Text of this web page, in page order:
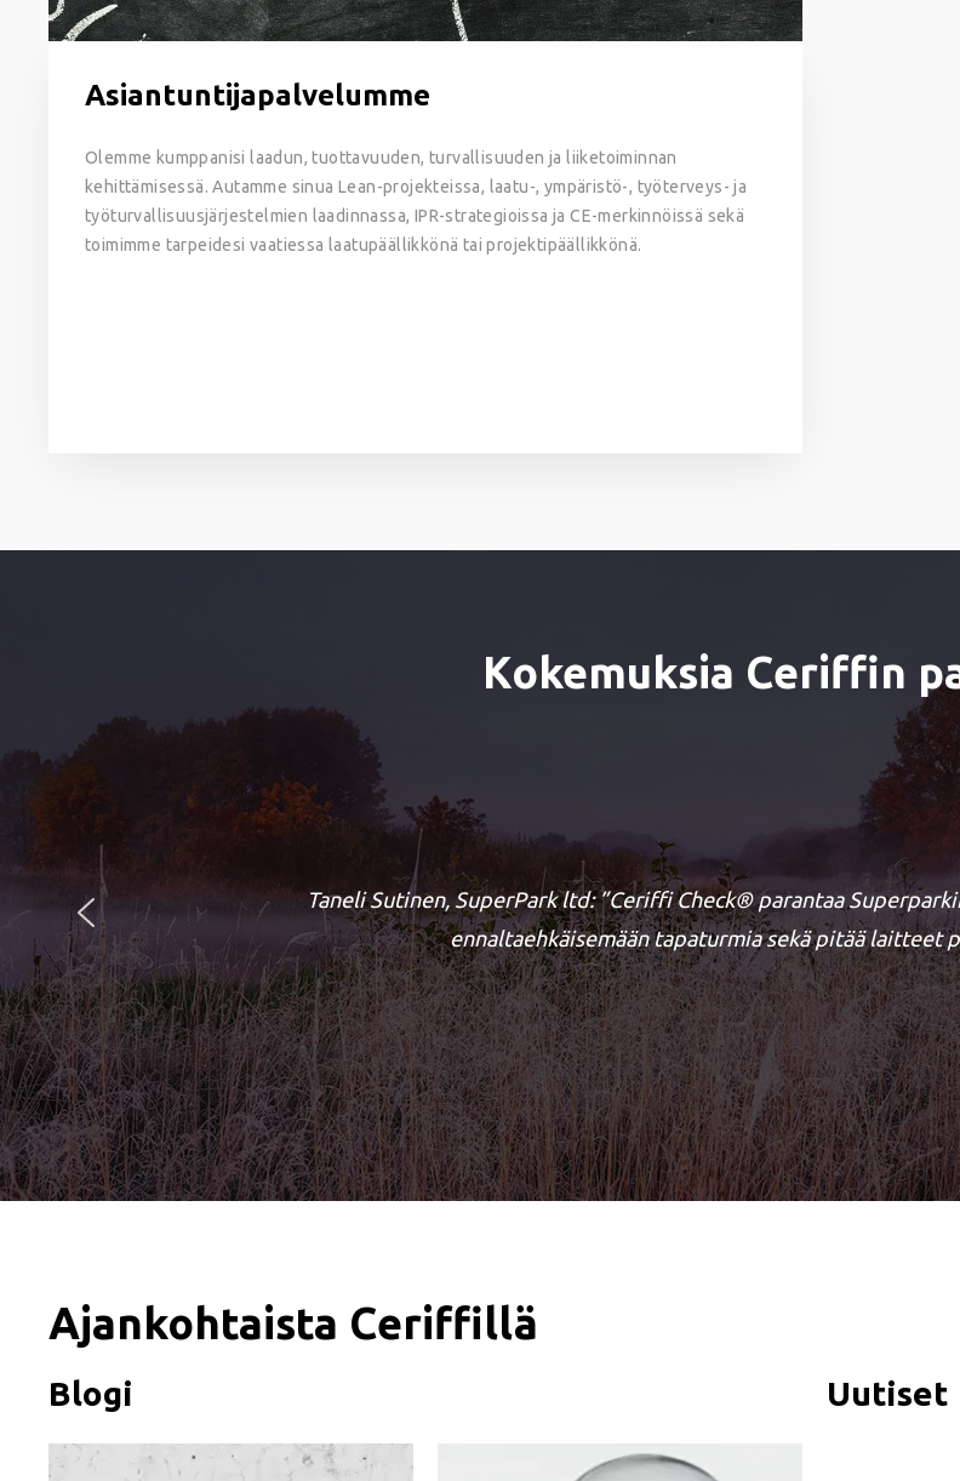
Asiantuntijapalvelumme
Olemme kumppanisi laadun, tuottavuuden, turvallisuuden ja liiketoiminnan
kehittämisessä. Autamme sinua Lean-projekteissa, laatu-, ympäristö-, työterveys- ja
työturvallisuusjärjestelmien laadinnassa, IPR-strategioissa ja CE-merkinnöissä sekä
toimimme tarpeidesi vaatiessa laatupäällikkönä tai projektipäällikkönä.
Kokemuksia Ceriffin
Taneli Sutinen, SuperPark ltd: ”Ceriffi Check® parantaa
ennaltaehkäisemään tapaturmia sekä pitää laitteet
Ajankohtaista Ceriffillä
Blogi Uutiset